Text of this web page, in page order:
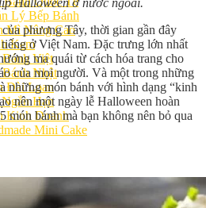
Lý Bếp Bánh
Mì Nâng Cao
Kem
Việt
Nhật
Đài Loan
Hạn
Kinh Doanh
Mini Cake
phương Tây, thời gian gần đây
ở Việt Nam. Đặc trưng lớn nhất
ma quái từ cách hóa trang cho
của mọi người. Và một trong những
những món bánh với hình dạng “kinh
nên một ngày lễ Halloween hoàn
món bánh mà bạn không nên bỏ qua